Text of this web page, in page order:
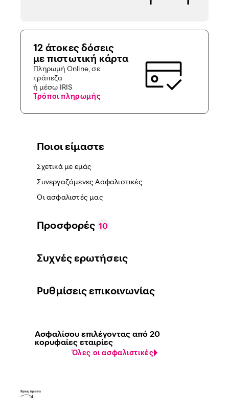
Ποιοι είμαστε
Σχετικά με εμάς
Συνεργαζόμενες Ασφαλιστικές
Οι ασφαλιστές μας
Προσφορές 10
Συχνές ερωτήσεις
Ρυθμίσεις επικοινωνίας
Ασφαλίσου επιλέγοντας από 20
κορυφαίες εταιρίες
Όλες οι ασφαλιστικές
12 άτοκες δόσεις
με πιστωτική κάρτα
Πληρωμή Online, σε
τράπεζα
ή μέσω IRIS
Τρόποι πληρωμής